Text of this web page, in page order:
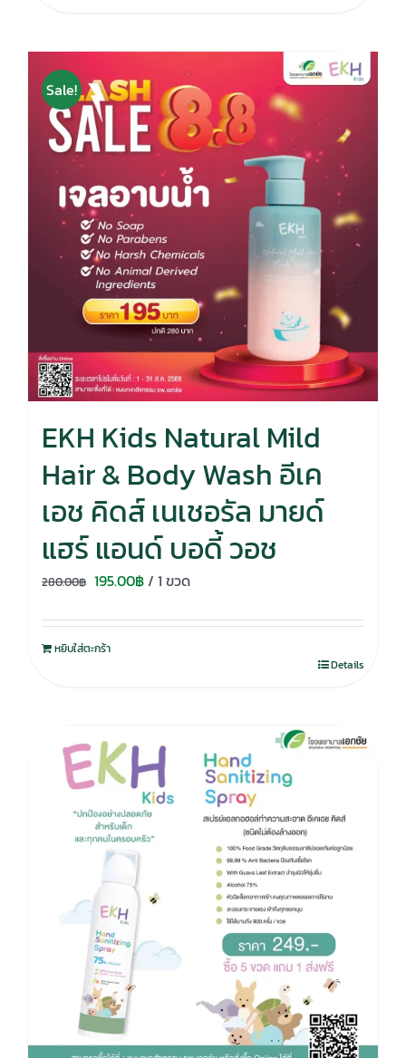
Sale!
EKH Kids Natural Mild
Hair & Body Wash อีเค
เอช คิดส์ เนเชอรัล มายด์
แฮร์ แอนด์ บอดี้ วอช
280.00฿ Original
was:
280.00฿.
195.00฿Current
is:
/ 1 ขวด
หยิบใส่ตะกร้า
Details